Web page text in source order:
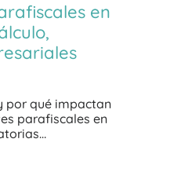
en
por qué impactan
parafiscales en